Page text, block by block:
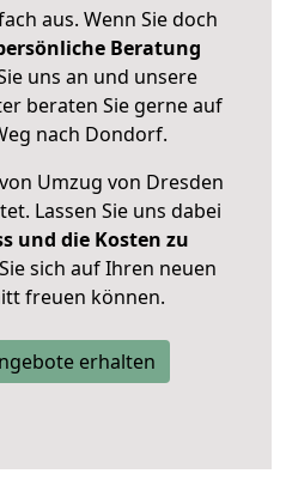
aus. Wenn Sie doch
Beratung
uns an und unsere
beraten Sie gerne auf
nach Dondorf.
Umzug von Dresden
Lassen Sie uns dabei
und die Kosten zu
sich auf Ihren neuen
freuen können.
erhalten